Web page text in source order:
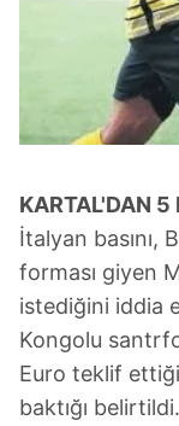
KARTAL'DAN 5
İtalyan basını,
forması giyen
istediğini iddia
Kongolu
Euro teklif
baktığı